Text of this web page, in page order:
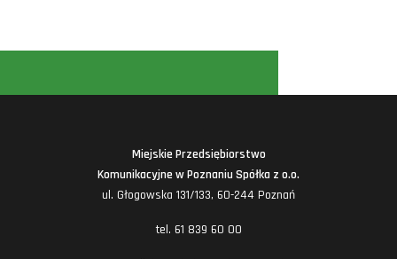
Miejskie Przedsiębiorstwo
Komunikacyjne w Poznaniu Spółka z o.o.
ul. Głogowska 131/133, 60-244 Poznań
tel. 61 839 60 00